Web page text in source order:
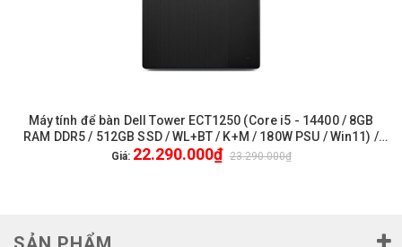
Máy tính để bàn Dell Tower ECT1250 (Core i5 - 14400 / 8GB
RAM DDR5 / 512GB SSD / WL+BT / K+M / 180W PSU / Win11) /
New / 1 Yr Pro
Giá: 22.290.000₫ 23.290.000₫